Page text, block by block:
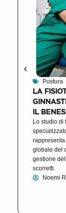
Postura
LA
IL
Lo studio di
globale del
gestione
scorretti.
Noemi